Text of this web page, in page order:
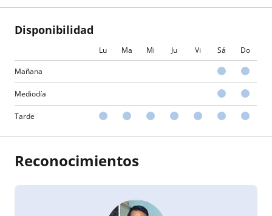
Disponibilidad
Lu Ma Mi Ju Vi Sá Do
Mañana
Mediodía
Tarde
Reconocimientos